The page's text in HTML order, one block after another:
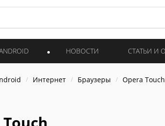
НОВОСТИ СТАТЬИ И
Интернет Браузеры Opera Touch